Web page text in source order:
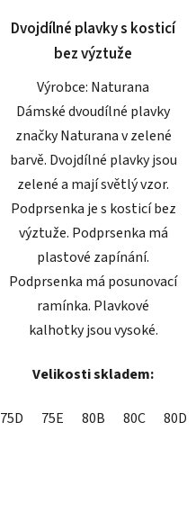
85E 85F 85G
Dvojdílné plavky s kosticí
bez výztuže
Výrobce: Naturana
Dámské dvoudílné plavky
značky Naturana v zelené
barvě. Dvojdílné plavky jsou
zelené a mají světlý vzor.
Podprsenka je s kosticí bez
výztuže. Podprsenka má
plastové zapínání.
Podprsenka má posunovací
ramínka. Plavkové
kalhotky jsou vysoké.
Velikosti skladem:
75D 75E 80B 80C 80D